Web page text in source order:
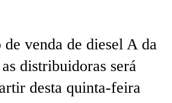
venda de diesel A da
distribuidoras será
desta quinta-feira